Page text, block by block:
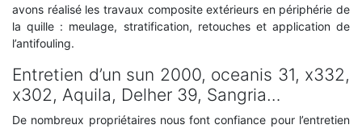
avons réalisé les travaux composite extérieurs en périphérie de
la quille : meulage, stratification, retouches et application de
l’antifouling.
Entretien d’un sun 2000, oceanis 31, x332,
x302, Aquila, Delher 39, Sangria…
De nombreux propriétaires nous font confiance pour l’entretien